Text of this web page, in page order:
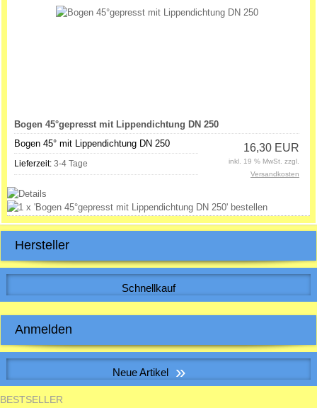
Bogen 45°gepresst mit Lippendichtung DN 250
Bogen 45° mit Lippendichtung DN 250
Lieferzeit: 3-4 Tage
16,30 EUR
inkl. 19 % MwSt. zzgl.
Versandkosten
Hersteller
Schnellkauf
Anmelden
E-Mail-Adresse:
Passwort:
Neue Artikel »
S&P SILENT-100 CHZ VISUAL Kleinraum-Ventilatator, Feuchte, LED
BESTSELLER